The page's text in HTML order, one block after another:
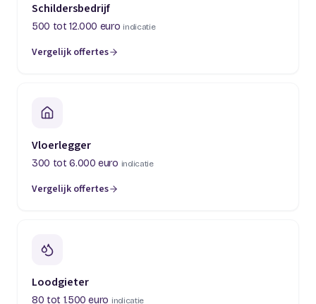
Schildersbedrijf
500 tot 12.000 euro indicatie
Vergelijk offertes
(opent in een nieuw tabblad)
Vloerlegger
300 tot 6.000 euro indicatie
Vergelijk offertes
(opent in een nieuw tabblad)
Loodgieter
80 tot 1.500 euro indicatie